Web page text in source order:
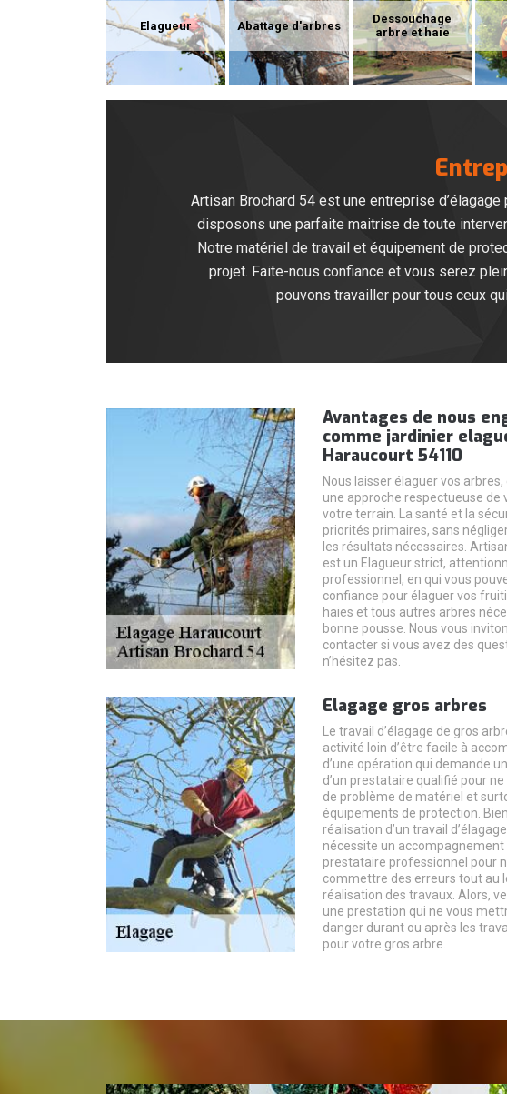
Elagueur Abattage d'arbres
Dessouchage
arbre et haie
Artisan Brochard 54 est une entreprise
disposons une parfaite maitrise de toute
Notre matériel de travail et équipement de
projet. Faite-nous confiance et vous serez
pouvons travailler pour tous ceux
Avantages de nous
comme jardinier
Haraucourt 54110
Nous laisser élaguer vos arbres,
une approche respectueuse de
votre terrain. La santé et la
priorités primaires, sans
les résultats nécessaires.
est un Elagueur strict,
professionnel, en qui vous
confiance pour élaguer vos
haies et tous autres arbres
bonne pousse. Nous vous
contacter si vous avez des
n’hésitez pas.
Elagage gros arbres
Le travail d’élagage de gros
activité loin d’être facile à
d’une opération qui demande
d’un prestataire qualifié pour
de problème de matériel et
équipements de protection.
réalisation d’un travail
nécessite un accompagnement
prestataire professionnel pour
commettre des erreurs tout au
réalisation des travaux. Alors,
une prestation qui ne vous
danger durant ou après les
pour votre gros arbre.